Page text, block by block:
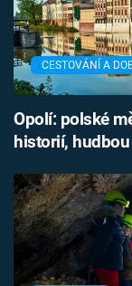
CESTOVÁNÍ A
Opolí: polské
historií,